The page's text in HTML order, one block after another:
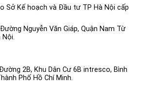
Sở Kế hoạch và Đầu tư TP Hà Nội cấp
Nguyễn Văn Giáp, Quận Nam Từ
Nội.
2B, Khu Dân Cư 6B intresco, Bình
Phố Hồ Chí Minh.